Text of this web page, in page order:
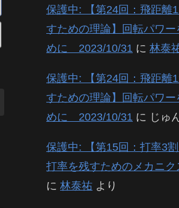
保護中: 【第24回：飛距離
すための理論】回転パワー
めに 2023/10/31 に 林泰
保護中: 【第24回：飛距離
すための理論】回転パワー
めに 2023/10/31 に じゅ
保護中: 【第15回：打率3割
打率を残すためのメカニ
に 林泰祐 より